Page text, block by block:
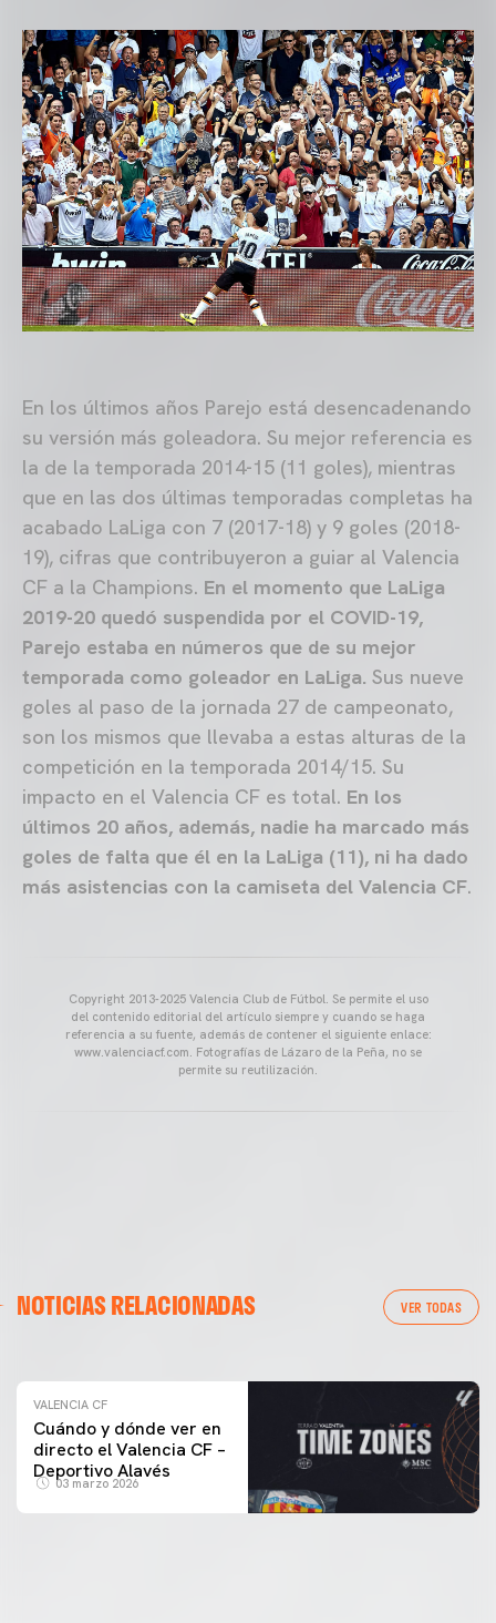
En los últimos años Parejo está desencadenando
su versión más goleadora. Su mejor referencia es
la de la temporada 2014-15 (11 goles), mientras
que en las dos últimas temporadas completas ha
acabado LaLiga con 7 (2017-18) y 9 goles (2018-
19), cifras que contribuyeron a guiar al Valencia
CF a la Champions. En el momento que LaLiga
2019-20 quedó suspendida por el COVID-19,
Parejo estaba en números que de su mejor
temporada como goleador en LaLiga. Sus nueve
goles al paso de la jornada 27 de campeonato,
son los mismos que llevaba a estas alturas de la
competición en la temporada 2014/15. Su
impacto en el Valencia CF es total. En los
últimos 20 años, además, nadie ha marcado más
goles de falta que él en la LaLiga (11), ni ha dado
más asistencias con la camiseta del Valencia CF.
Copyright 2013-2025 Valencia Club de Fútbol. Se permite el uso
del contenido editorial del artículo siempre y cuando se haga
referencia a su fuente, además de contener el siguiente enlace:
www.valenciacf.com. Fotografías de Lázaro de la Peña, no se
permite su reutilización.
NOTICIAS RELACIONADAS VER TODAS
ENTRENAMIENTO DEL VALENCIA CF 04/03/26
VALENCIA CF
Cuándo y dónde ver en
directo el Valencia CF –
Deportivo Alavés
03 marzo 2026